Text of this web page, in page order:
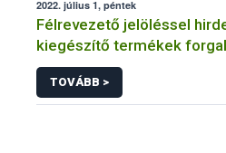
2022. július 1, péntek
Félrevezető jelöléssel
kiegészítő termékek
a Nébih
TOVÁBB >